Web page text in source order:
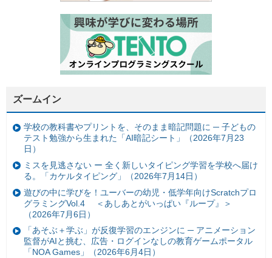
ズームイン
学校の教科書やプリントを、そのまま暗記問題に ─ 子どもの
テスト勉強から生まれた「AI暗記シート」（2026年7月23
日）
ミスを見逃さない ー 全く新しいタイピング学習を学校へ届け
る。「カケルタイピング」（2026年7月14日）
遊びの中に学びを！ユーバーの幼児・低学年向けScratchプロ
グラミングVol.4 ＜あしあとがいっぱい『ループ』＞
（2026年7月6日）
「あそぶ＋学ぶ」が反復学習のエンジンに ─ アニメーション
監督がAIと挑む、広告・ログインなしの教育ゲームポータル
「NOA Games」（2026年6月4日）